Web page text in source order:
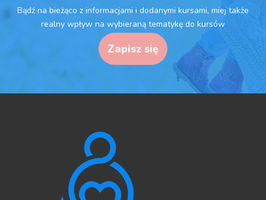
Bądź na bieżąco z informacjami i dodanymi kursami, miej także
realny wpływ na wybieraną tematykę do kursów
Zapisz się